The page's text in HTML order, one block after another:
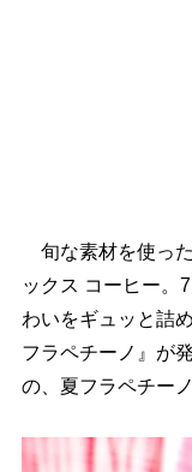
旬な素材を使っ
ックス コーヒー。
わいをギュッと詰
フラペチーノ』が
の、夏フラペチー